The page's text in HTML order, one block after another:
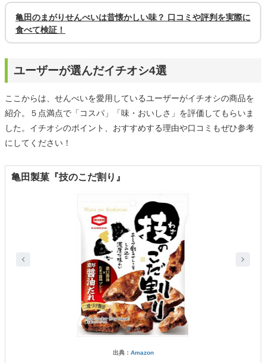
亀田のまがりせんべいは昔懐かしい味？ 口コミや評判を実際に
食べて検証！
ユーザーが選んだイチオシ4選
ここからは、せんべいを愛用しているユーザーがイチオシの商品を
紹介。５点満点で「コスパ」「味・おいしさ」を評価してもらいま
した。イチオシのポイント、おすすめする理由や口コミもぜひ参考
にしてください！
亀田製菓『技のこだ割り』
出典： Amazon